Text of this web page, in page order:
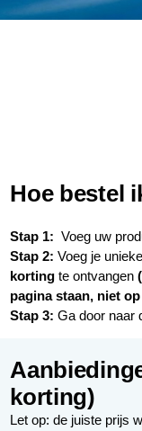
Hoe bestel
Stap 1: Voeg uw
Stap 2:Voeg je
kortingte ontvangen
pagina staan, niet
Stap 3:Ga door naar
korting)
Let op: de juiste prijs